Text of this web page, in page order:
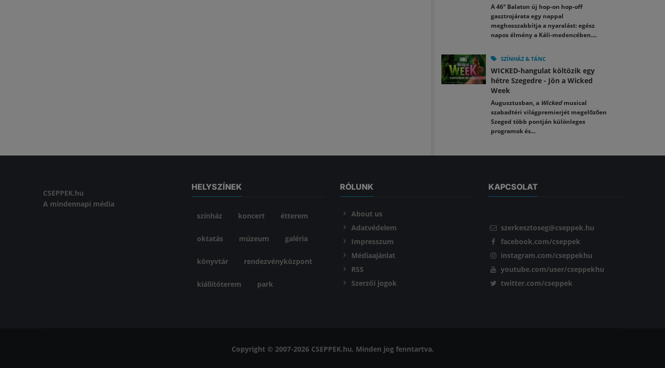
A 46° Balaton új hop-on hop-off
gasztrojárata egy nappal
meghosszabbítja a nyaralást: egész
napos élmény a Káli-medencében....
SZÍNHÁZ & TÁNC
WICKED-hangulat költözik egy
hétre Szegedre - Jön a Wicked
Week
Augusztusban, a Wickedmusical
szabadtéri világpremierjét megelőzően
Szeged több pontján különleges
programok és...
CSEPPEK.hu
A mindennapi média
HELYSZÍNEK
színház koncert étterem
oktatás múzeum galéria
könyvtár rendezvényközpont
kiállítóterem park
RÓLUNK
About us
Adatvédelem
Impresszum
Médiaajánlat
RSS
Szerzői jogok
KAPCSOLAT
szerkesztoseg@cseppek.hu
facebook.com/cseppek
instagram.com/cseppekhu
youtube.com/user/cseppekhu
twitter.com/cseppek
Copyright © 2007-2026 CSEPPEK.hu. Minden jog fenntartva.